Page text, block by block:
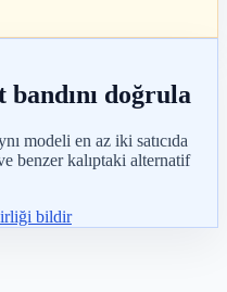
doğrula
modeli en az iki satıcıda
benzer kalıptaki alternatif
bildir